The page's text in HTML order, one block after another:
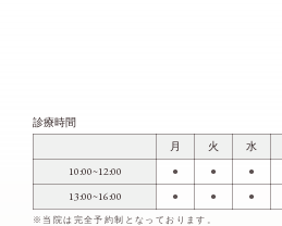
診療時間
月
火 水
10:00~12:00 ● ● ●
13:00~16:00 ● ● ●
※当院は完全予約制となっております。